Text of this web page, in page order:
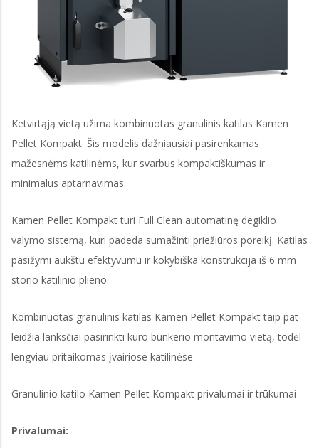
Ketvirtąją vietą užima kombinuotas granulinis katilas Kamen
Pellet Kompakt. Šis modelis dažniausiai pasirenkamas
mažesnėms katilinėms, kur svarbus kompaktiškumas ir
minimalus aptarnavimas.
Kamen Pellet Kompakt turi Full Clean automatinę degiklio
valymo sistemą, kuri padeda sumažinti priežiūros poreikį. Katilas
pasižymi aukštu efektyvumu ir kokybiška konstrukcija iš 6 mm
storio katilinio plieno.
Kombinuotas granulinis katilas Kamen Pellet Kompakt taip pat
leidžia lanksčiai pasirinkti kuro bunkerio montavimo vietą, todėl
lengviau pritaikomas įvairiose katilinėse.
Granulinio katilo Kamen Pellet Kompakt privalumai ir trūkumai
Privalumai: